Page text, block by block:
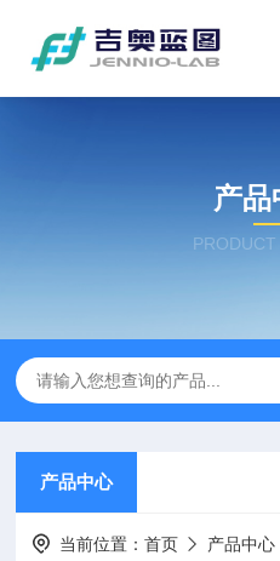
产品
产品中心
当前位置：首页 产品中心